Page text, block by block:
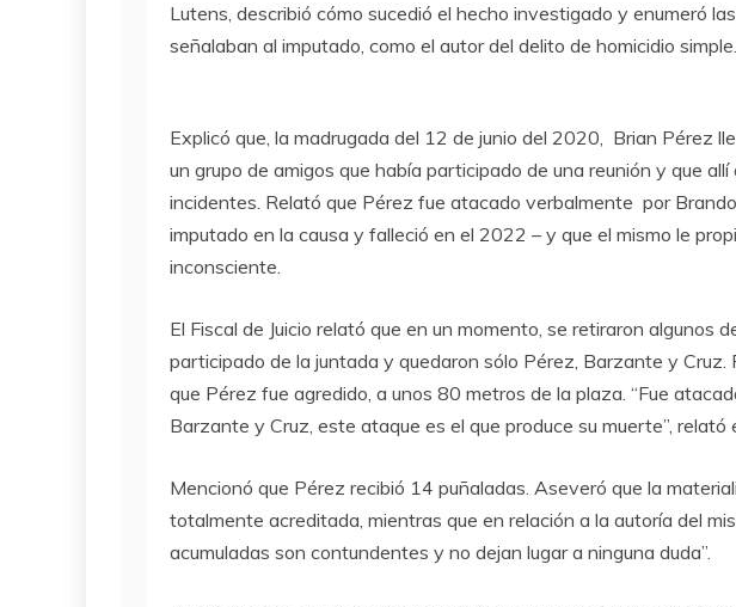
Lutens, describió cómo sucedió el hecho investigado y enumeró
señalaban al imputado, como el autor del delito de homicidio simple.
Explicó que, la madrugada del 12 de junio del 2020, Brian Pérez
un grupo de amigos que había participado de una reunión y que
incidentes. Relató que Pérez fue atacado verbalmente por
imputado en la causa y falleció en el 2022 – y que el mismo le
inconsciente.
El Fiscal de Juicio relató que en un momento, se retiraron algunos
participado de la juntada y quedaron sólo Pérez, Barzante y Cruz.
que Pérez fue agredido, a unos 80 metros de la plaza. “Fue
Barzante y Cruz, este ataque es el que produce su muerte”, relató
Mencionó que Pérez recibió 14 puñaladas. Aseveró que la
totalmente acreditada, mientras que en relación a la autoría del
acumuladas son contundentes y no dejan lugar a ninguna duda”.